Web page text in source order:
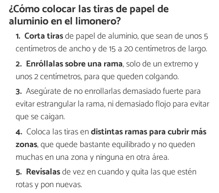
¿Cómo colocar las tiras de papel de
aluminio en el limonero?
Corta tirasde papel de aluminio, que sean de unos 5
centímetros de ancho y de 15 a 20 centímetros de largo.
Enróllalas sobre una rama, solo de un extremo y
unos 2 centímetros, para que queden colgando.
Asegúrate de no enrollarlas demasiado fuerte para
evitar estrangular la rama, ni demasiado flojo para evitar
que se caigan.
Coloca las tiras endistintas ramas para cubrir más
zonas, que quede bastante equilibrado y no queden
muchas en una zona y ninguna en otra área.
Revísalasde vez en cuando y quita las que estén
rotas y pon nuevas.